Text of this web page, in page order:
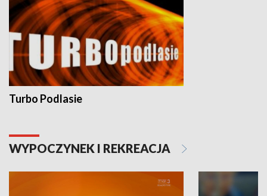
Turbo Podlasie
WYPOCZYNEK I REKREACJA